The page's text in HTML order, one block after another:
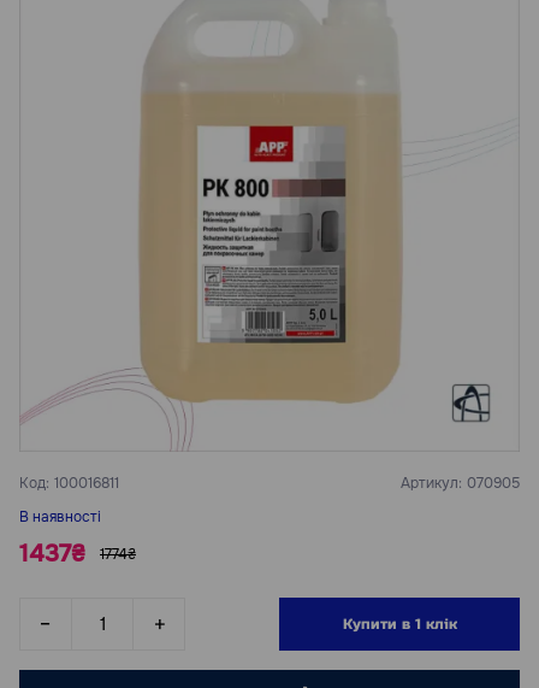
Код: 100016811 Артикул: 070905
В наявності
1437₴ 1774₴
Купити в 1 клік